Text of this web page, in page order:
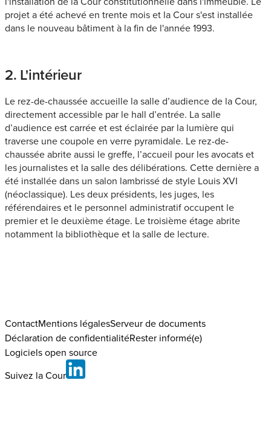
projet a été achevé en trente mois et la Cour s'est installée
dans le nouveau bâtiment à la fin de l'année 1993.
2. L'intérieur
Le rez-de-chaussée accueille la salle d’audience de la Cour,
directement accessible par le hall d’entrée. La salle
d’audience est carrée et est éclairée par la lumière qui
traverse une coupole en verre pyramidale. Le rez-de-
chaussée abrite aussi le greffe, l’accueil pour les avocats et
les journalistes et la salle des délibérations. Cette dernière a
été installée dans un salon lambrissé de style Louis XVI
(néoclassique). Les deux présidents, les juges, les
référendaires et le personnel administra­tif occupent le
premier et le deuxième étage. Le troisième étage abrite
notamment la bibliothèque et la salle de lecture.
ContactMentions légalesServeur de documents
Déclaration de confidentialitéRester informé(e)
Logiciels open source
Suivez la Cour